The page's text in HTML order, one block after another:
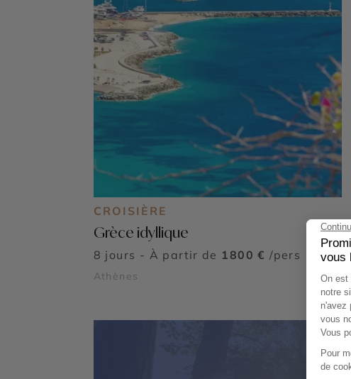
CROISIÈRE
Grèce idyllique
8 jours - À partir de 1800 € /pers
Athènes